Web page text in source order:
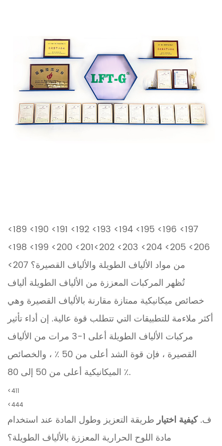
<189 <190 <191 <192 <193 <194 <195 <196 <197
<198 <199 <200 <201<202 <203 <204 <205 <206
<207 من مواد الألياف الطويلة والألياف القصيرة؟
تُظهر المركبات المعززة من الألياف الطويلة ألياف
خصائص ميكانيكية ممتازة مقارنة بالألياف القصيرة وهي
أكثر ملاءمة للتطبيقات التي تتطلب قوة عالية. إن أداء تأثير
مركبات الألياف الطويلة أعلى 1-3 مرات من الألياف
القصيرة ، فإن قوة الشد أعلى من 50 ٪ ، والخصائص
الميكانيكية أعلى من 50 إلى 80 ٪.
<411
<444
ف.كيفية اختيارطريقة التعزيز وطول المادة عند استخدام
مادة اللوح الحرارية المعززة بالألياف الطويلة؟